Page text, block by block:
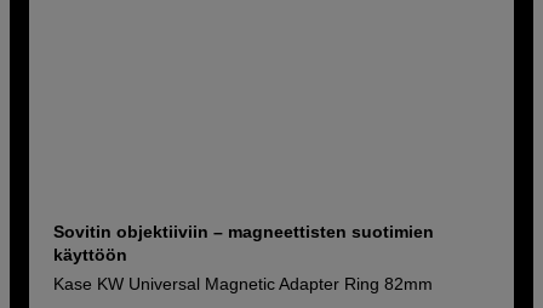
Sovitin objektiiviin – magneettisten suotimien
käyttöön
Kase KW Universal Magnetic Adapter Ring 82mm